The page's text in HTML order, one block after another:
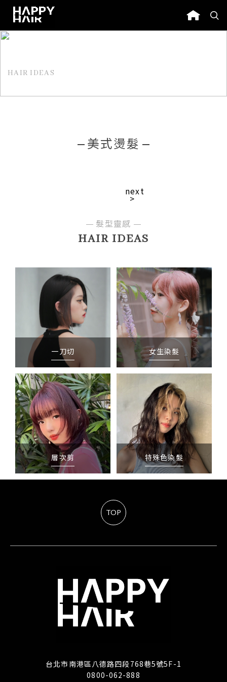
HAIR IDEAS
美式燙髮
next
>
HAIR IDEAS
髮型靈感
一刀切 女生染髮
層次剪 特殊色染髮
TOP
台北市南港區八德路四段768巷5號5F-1
0800-062-888